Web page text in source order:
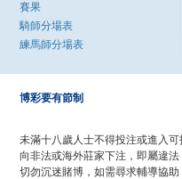
賽果
騎師分場表
練馬師分場表
博彩要有節制
未滿十八歲人士不得投注或進入可
向非法或海外莊家下注，即屬違法
切勿沉迷賭博，如需尋求輔導協